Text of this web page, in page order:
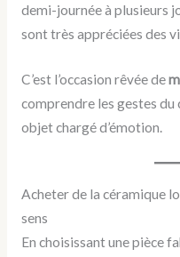
demi-journée à plusieurs
sont très appréciées des
C’est l’occasion rêvée de
comprendre les gestes
objet chargé d’émotion.
Acheter de la céramique
sens
En choisissant une pièce